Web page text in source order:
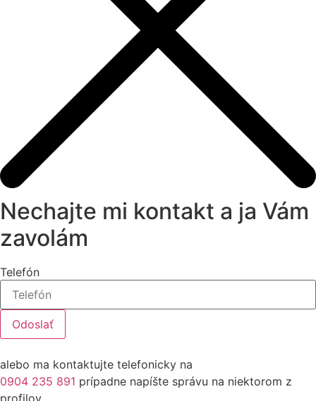
Nechajte mi kontakt a ja Vám
zavolám
Telefón
Odoslať
alebo ma kontaktujte telefonicky na
0904 235 891 prípadne napíšte správu na niektorom z
profilov